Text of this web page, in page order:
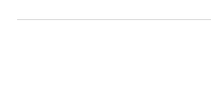
Piscine accessible de 09 h
Accès aux chambres